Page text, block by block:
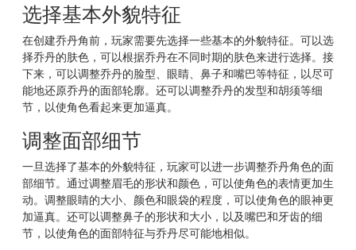
选择基本外貌特征
在创建乔丹角前，玩家需要先选择一些基本的外貌特征。可以选
择乔丹的肤色，可以根据乔丹在不同时期的肤色来进行选择。接
下来，可以调整乔丹的脸型、眼睛、鼻子和嘴巴等特征，以尽可
能地还原乔丹的面部轮廓。还可以调整乔丹的发型和胡须等细
节，以使角色看起来更加逼真。
调整面部细节
一旦选择了基本的外貌特征，玩家可以进一步调整乔丹角色的面
部细节。通过调整眉毛的形状和颜色，可以使角色的表情更加生
动。调整眼睛的大小、颜色和眼袋的程度，可以使角色的眼神更
加逼真。还可以调整鼻子的形状和大小，以及嘴巴和牙齿的细
节，以使角色的面部特征与乔丹尽可能地相似。